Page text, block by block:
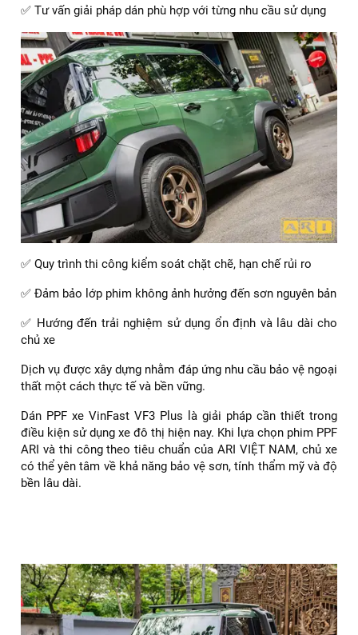
Bảng giá dán PPF ARI
Dịch vụ dán PPF xe VinFast VF3 Plus do ARI
VIỆT NAM cung cấp
ARI VIỆT NAM cung cấp giải pháp dán PPF xe VinFast VF3
Plus theo định hướng tập trung vào chất lượng vật liệu và
tiêu chuẩn thi công.
Những giá trị dịch vụ mà ARI VIỆT NAM mang lại gồm:
✅ Cung cấp phim PPF ARI chính hãng, nguồn gốc rõ ràng
✅ Tư vấn giải pháp dán phù hợp với từng nhu cầu sử dụng
✅ Quy trình thi công kiểm soát chặt chẽ, hạn chế rủi ro
✅ Đảm bảo lớp phim không ảnh hưởng đến sơn nguyên bản
Dịch vụ được xây dựng nhằm đáp ứng nhu cầu bảo vệ ngoại
thất một cách thực tế và bền vững.
Dán PPF xe VinFast VF3 Plus là giải pháp cần thiết trong
điều kiện sử dụng xe đô thị hiện nay. Khi lựa chọn phim PPF